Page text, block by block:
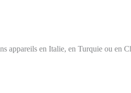
appareils en Italie, en Turquie ou en